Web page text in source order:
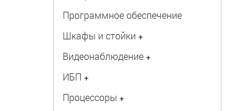
Программное обеспечение
Шкафы и стойки +
Видеонаблюдение +
ИБП +
Процессоры +